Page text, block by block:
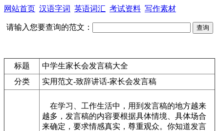
网站首页 汉语字词 英语词汇 考试资料 写作素材
请输入您要查询的范文：
标题
中学生家长会发言稿大全
分类
实用范文-致辞讲话-家长会发言稿
在学习、工作生活中，用到发言稿的地方越来
越多，发言稿的内容要根据具体情境、具体场合
来确定，要求情感真实，尊重观众。你知道发言